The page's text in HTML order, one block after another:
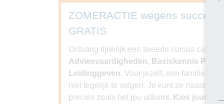
ZOMERACTIE wegens succes
GRATIS
Ontvang tijdelijk een tweede cursus
Adviesvaardigheden, Basiskennis
Leidinggeven. Voor jezelf, een familielid,
niet tegelijk te volgen. Je kunt ze naast
precies zoals het jou uitkomt. Kies jouw